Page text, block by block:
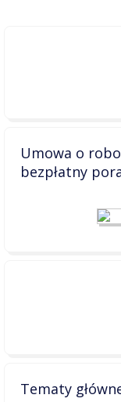
Umowa o
bezpłatny
Tematy